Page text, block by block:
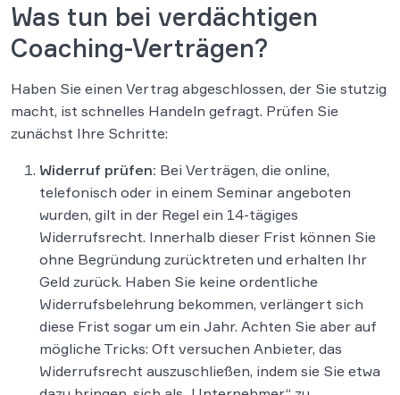
Was tun bei verdächtigen
Coaching-Verträgen?
Haben Sie einen Vertrag abgeschlossen, der Sie stutzig
macht, ist schnelles Handeln gefragt. Prüfen Sie
zunächst Ihre Schritte:
Widerruf prüfen: Bei Verträgen, die online,
telefonisch oder in einem Seminar angeboten
wurden, gilt in der Regel ein 14-tägiges
Widerrufsrecht​. Innerhalb dieser Frist können Sie
ohne Begründung zurücktreten und erhalten Ihr
Geld zurück. Haben Sie keine ordentliche
Widerrufsbelehrung bekommen, verlängert sich
diese Frist sogar um ein Jahr. Achten Sie aber auf
mögliche Tricks: Oft versuchen Anbieter, das
Widerrufsrecht auszuschließen, indem sie Sie etwa